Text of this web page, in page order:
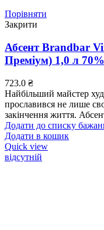
Порівняти
Закрити
Абсент Brandbar
Преміум) 1,0 л 70%
723.0 ₴
Найбільший майстер
прославився не лише
закінчення життя.
Додати до списку
Додати в кошик
Quick view
відсутній